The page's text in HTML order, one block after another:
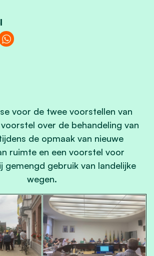
voor de twee voorstellen van
over de behandeling van
de opmaak van nieuwe
ruimte en een voorstel voor
gemengd gebruik van landelijke
wegen.